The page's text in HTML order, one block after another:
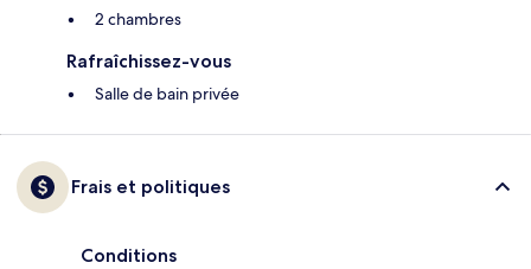
2 chambres
Rafraîchissez-vous
Salle de bain privée
Frais et politiques
Conditions